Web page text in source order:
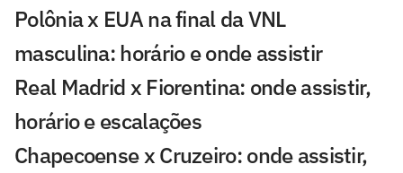
Polônia x EUA na final da VNL
masculina: horário e onde assistir
Real Madrid x Fiorentina: onde assistir,
horário e escalações
Chapecoense x Cruzeiro: onde assistir,